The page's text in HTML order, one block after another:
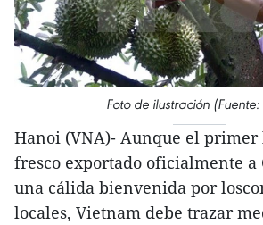
Foto de ilustración
Hanoi (VNA)- Aunque el
fresco exportado oficialmente
una cálida bienvenida por
locales, Vietnam debe trazar